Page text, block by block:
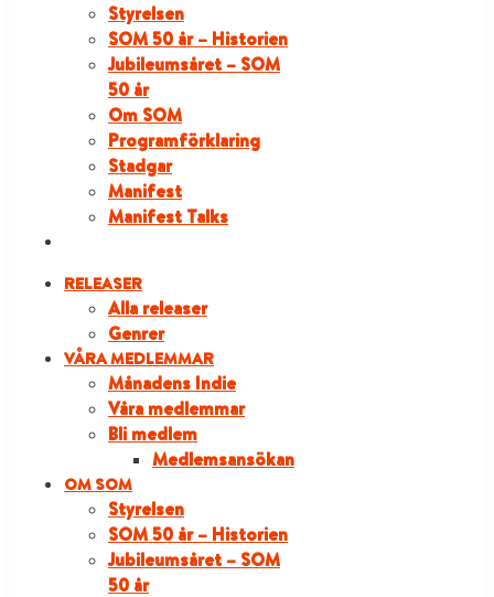
Styrelsen
SOM 50 år – Historien
Jubileumsåret – SOM
50 år
Om SOM
Programförklaring
Stadgar
Manifest
Manifest Talks
RELEASER
Alla releaser
Genrer
VÅRA MEDLEMMAR
Månadens Indie
Våra medlemmar
Bli medlem
Medlemsansökan
OM SOM
Styrelsen
SOM 50 år – Historien
Jubileumsåret – SOM
50 år